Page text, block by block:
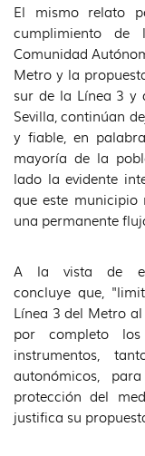
El mismo relato
cumplimiento de
Comunidad
Metro y la
sur de la Línea 3 y
Sevilla, continúan
y fiable, en
mayoría de la
lado la evidente
que este
una permanente
A la vista de
concluye que,
Línea 3 del Metro
por completo
instrumentos,
autonómicos,
protección del
justifica su